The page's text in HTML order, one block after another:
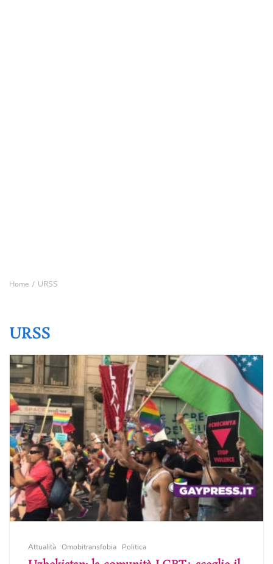
Home URSS
URSS
Attualità Omobitransfobia Politica